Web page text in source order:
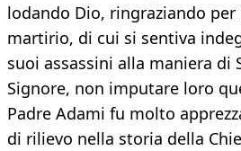
lodando Dio, ringraziando
martirio, di cui si sentiva
suoi assassini alla maniera di
Signore, non imputare loro
Padre Adami fu molto
di rilievo nella storia della